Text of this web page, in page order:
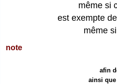
même si
est exempte
même
note
afin
ainsi